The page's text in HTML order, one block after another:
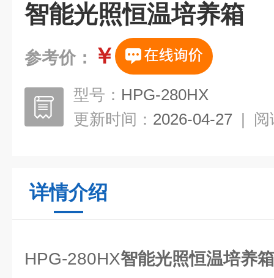
智能光照恒温培养箱
参考价： ￥
型号： HPG-280HX
更新时间： 2026-04-27 | 阅
详情介绍
HPG-280HX智能光照恒温培养箱